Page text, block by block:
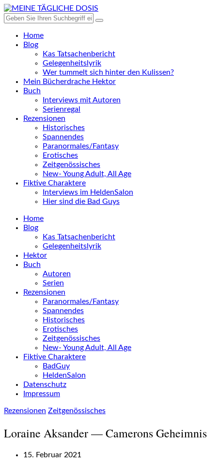
Home
Blog
Kas Tatsachenbericht
Gelegenheitslyrik
Wer tummelt sich hinter den Kulissen?
Mein Bücherdrache Hektor
Buch
Interviews mit Autoren
Serienregal
Rezensionen
Historisches
Spannendes
Paranormales/Fantasy
Erotisches
Zeitgenössisches
New- Young Adult, All Age
Fiktive Charaktere
Interviews im HeldenSalon
Hier sind die Bad Guys
Home
Blog
Kas Tatsachenbericht
Gelegenheitslyrik
Hektor
Buch
Autoren
Serien
Rezensionen
Paranormales/Fantasy
Spannendes
Historisches
Erotisches
Zeitgenössisches
New- Young Adult, All Age
Fiktive Charaktere
BadGuy
HeldenSalon
Datenschutz
Impressum
Rezensionen Zeitgenössisches
Loraine Aksander — Camerons Geheimnis
15. Februar 2021